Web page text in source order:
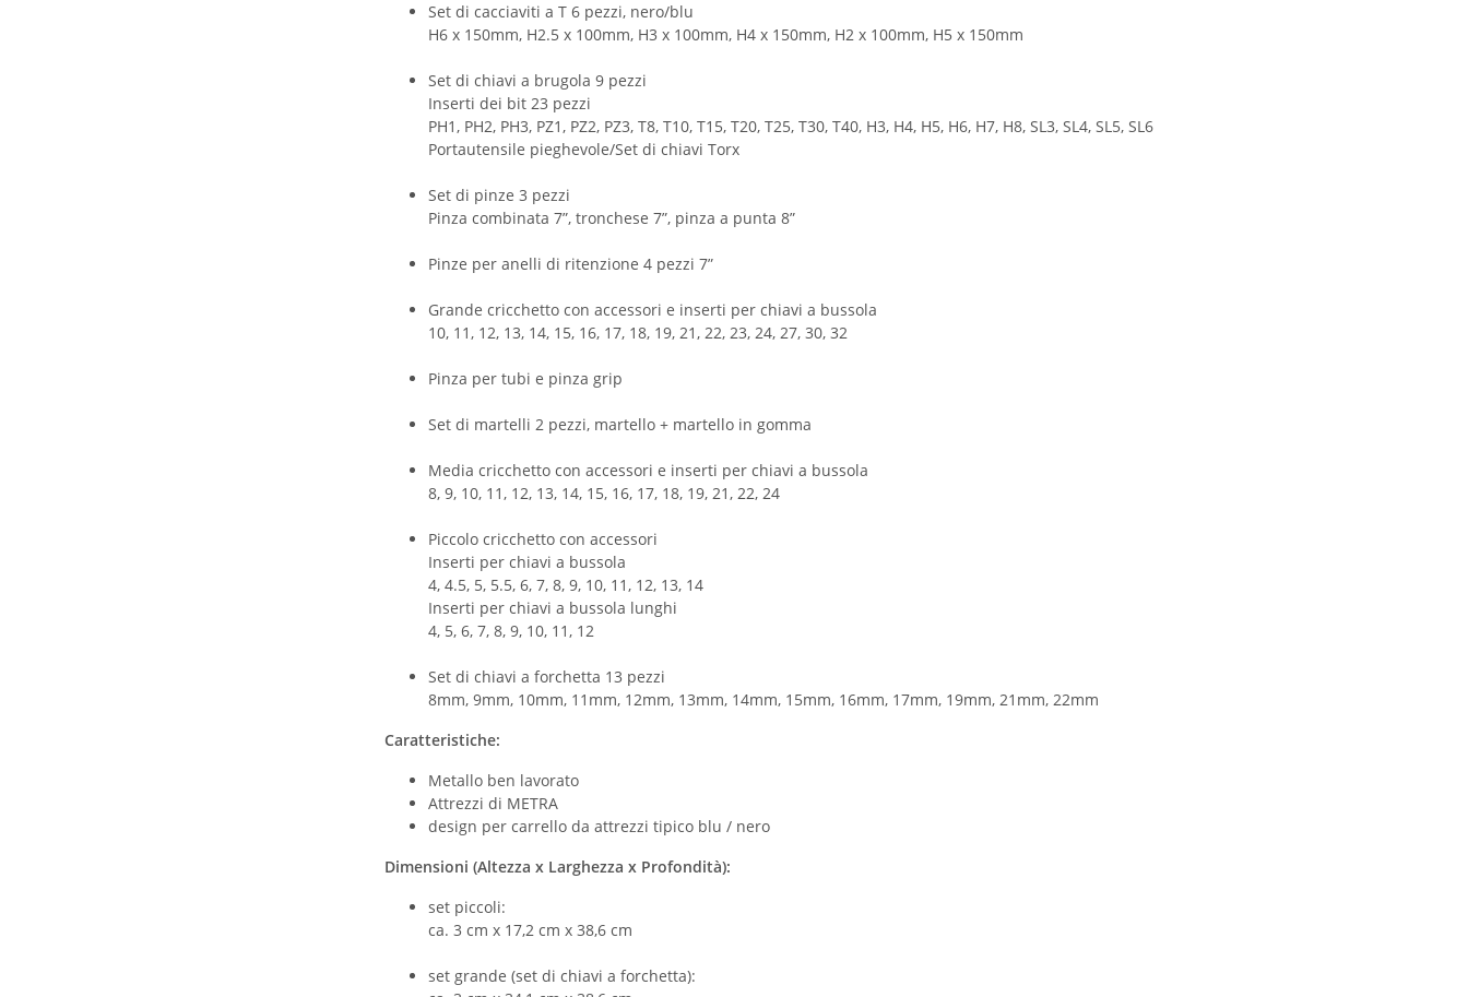
Set di cacciaviti a T 6 pezzi, nero/blu
H6 x 150mm, H2.5 x 100mm, H3 x 100mm, H4 x 150mm, H2 x 100mm, H5 x 150mm
Set di chiavi a brugola 9 pezzi
Inserti dei bit 23 pezzi
PH1, PH2, PH3, PZ1, PZ2, PZ3, T8, T10, T15, T20, T25, T30, T40, H3, H4, H5, H6, H7, H8, SL3, SL4, SL5, SL6
Portautensile pieghevole/Set di chiavi Torx
Set di pinze 3 pezzi
Pinza combinata 7”, tronchese 7”, pinza a punta 8”
Pinze per anelli di ritenzione 4 pezzi 7”
Grande cricchetto con accessori e inserti per chiavi a bussola
10, 11, 12, 13, 14, 15, 16, 17, 18, 19, 21, 22, 23, 24, 27, 30, 32
Pinza per tubi e pinza grip
Set di martelli 2 pezzi, martello + martello in gomma
Media cricchetto con accessori e inserti per chiavi a bussola
8, 9, 10, 11, 12, 13, 14, 15, 16, 17, 18, 19, 21, 22, 24
Piccolo cricchetto con accessori
Inserti per chiavi a bussola
4, 4.5, 5, 5.5, 6, 7, 8, 9, 10, 11, 12, 13, 14
Inserti per chiavi a bussola lunghi
4, 5, 6, 7, 8, 9, 10, 11, 12
Set di chiavi a forchetta 13 pezzi
8mm, 9mm, 10mm, 11mm, 12mm, 13mm, 14mm, 15mm, 16mm, 17mm, 19mm, 21mm, 22mm
Caratteristiche:
Metallo ben lavorato
Attrezzi di METRA
design per carrello da attrezzi tipico blu / nero
Dimensioni (Altezza x Larghezza x Profondità):
set piccoli:
ca. 3 cm x 17,2 cm x 38,6 cm
set grande (set di chiavi a forchetta):